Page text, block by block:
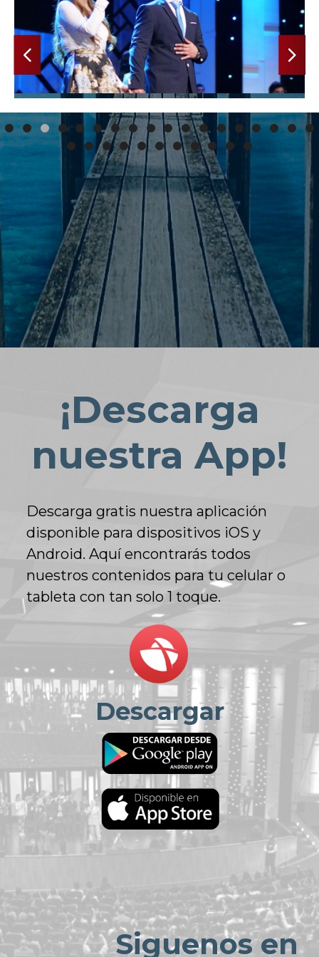
Anterior
¡Descarga
nuestra App!
Descarga gratis nuestra aplicación
disponible para dispositivos iOS y
Android. Aquí encontrarás todos
nuestros contenidos para tu celular o
tableta con tan solo 1 toque.
Descargar
Siguenos en